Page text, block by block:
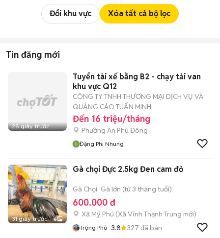
Đổi khu vực Xóa tất cả bộ lọc
Tin đăng mới
28 giây trước
Tuyển tài xế bằng B2 - chạy tải van
khu vực Q12
CÔNG TY TNHH THƯƠNG MẠI DỊCH VỤ VÀ
QUẢNG CÁO TUẤN MINH
Đến 16 triệu/tháng
Phường An Phú Đông
Đặng Phi Nhung
31 giây trước 6
Gà chọi Đực 2.5kg Đen cam đỏ
Gà Chọi Gà lớn (từ 3 tháng tuổi)
600.000 đ
Xã Mỹ Phú (Xã Vĩnh Thạnh Trung mới)
Trọng Phú 3.8 327 đã bán